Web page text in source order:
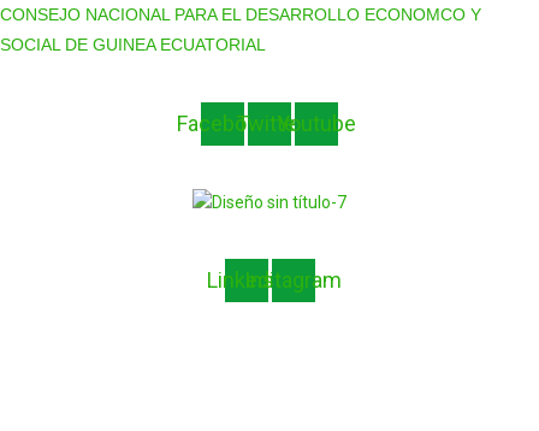
CONSEJO NACIONAL PARA EL DESARROLLO ECONOMCO Y
SOCIAL DE GUINEA ECUATORIAL
FacebookTwitterYoutube
LinkedinInstagram